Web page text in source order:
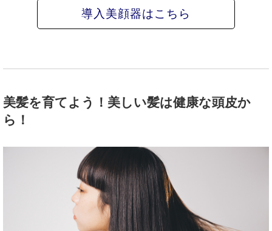
導入美顔器はこちら
美髪を育てよう！美しい髪は健康な頭皮か
ら！